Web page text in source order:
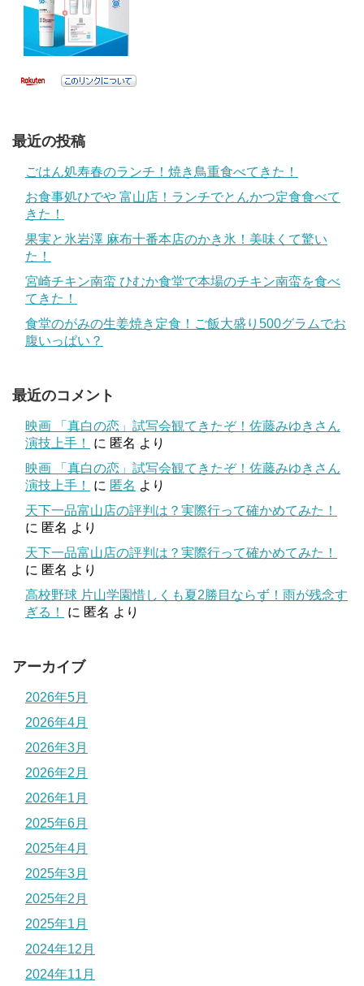
最近の投稿
ごはん処寿春のランチ！焼き鳥重食べてきた！
お食事処ひでや 富山店！ランチでとんかつ定食食べて
きた！
果実と氷岩澤 麻布十番本店のかき氷！美味くて驚い
た！
宮崎チキン南蛮 ひむか食堂で本場のチキン南蛮を食べ
てきた！
食堂のがみの生姜焼き定食！ご飯大盛り500グラムでお
腹いっぱい？
最近のコメント
映画 「真白の恋」試写会観てきたぞ！佐藤みゆきさん
演技上手！
に 匿名 より
映画 「真白の恋」試写会観てきたぞ！佐藤みゆきさん
演技上手！
に 匿名 より
天下一品富山店の評判は？実際行って確かめてみた！
に 匿名 より
天下一品富山店の評判は？実際行って確かめてみた！
に 匿名 より
高校野球 片山学園惜しくも夏2勝目ならず！雨が残念す
ぎる！
に 匿名 より
アーカイブ
2026年5月
2026年4月
2026年3月
2026年2月
2026年1月
2025年6月
2025年4月
2025年3月
2025年2月
2025年1月
2024年12月
2024年11月